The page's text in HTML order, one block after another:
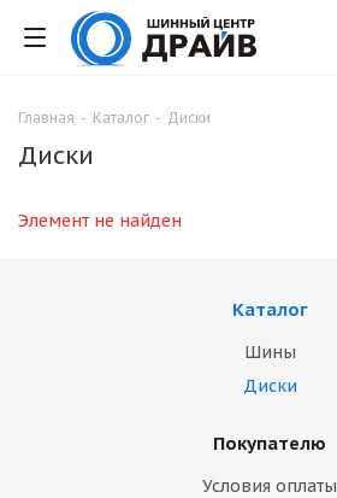
Главная - Каталог - Диски
Диски
Элемент не найден
Каталог
Шины
Диски
Покупателю
Условия оплаты